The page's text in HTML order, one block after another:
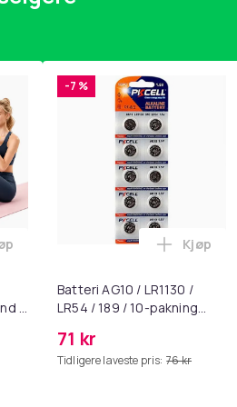
-
Magetrener, 6-rørs fotpedal
-7 %
Batteri AG10 / LR1130 /
LR54 / 189 / 10-pakning
71 kr
Tidligere laveste pris: 76 kr
Legg
Kjøp